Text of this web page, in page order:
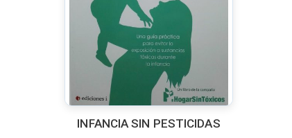
INFANCIA SIN PESTICIDAS